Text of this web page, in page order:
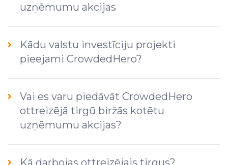
uzņēmumu akcijas
Kādu valstu investīciju projekti
pieejami CrowdedHero?
Vai es varu piedāvāt CrowdedHero
ottreizējā tirgū biržās kotētu
uzņēmumu akcijas?
Kā darbojas ottreizējais tirgus?